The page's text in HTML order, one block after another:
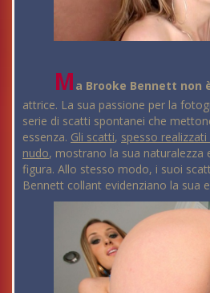
M a Brooke Bennett non
attrice. La sua passione per la
serie di scatti spontanei che
essenza. Gli scatti, spesso
nudo, mostrano la sua naturalezza
figura. Allo stesso modo, i suoi
Bennett collant evidenziano la sua